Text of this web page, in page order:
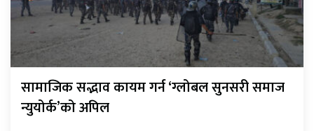
सामाजिक सद्भाव कायम गर्न ‘ग्लोबल सुनसरी समाज
न्युयोर्क’को अपिल